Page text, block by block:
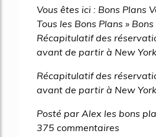
Vous êtes ici : Bons Plans
Tous les Bons Plans »
Récapitulatif des
avant de partir à New York
Récapitulatif des
avant de partir à New York
Posté par Alex les bons
375 commentaires